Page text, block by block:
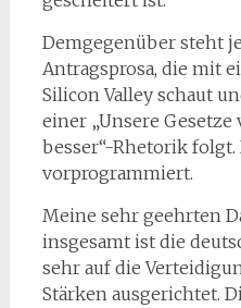
Demgegenüber steht
Antragsprosa, die mit
Silicon Valley schaut
einer „Unsere
besser“-Rhetorik folgt.
vorprogrammiert.
Meine sehr geehrten
insgesamt ist die
sehr auf die
Stärken ausgerichtet.